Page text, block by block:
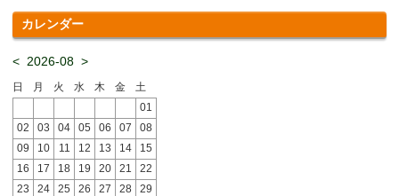
カレンダー
< 2026-08 >
日 月 火 水 木 金
土
01
02
03 04 05 06 07
08
09
10 11 12 13 14
15
16
17 18 19 20 21
22
23
24 25 26 27 28
29